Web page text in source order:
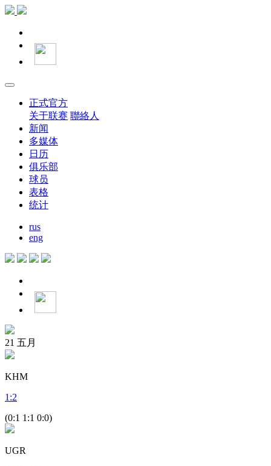
正式官方
关于联赛 聯絡人
新闻
多媒体
日历
俱乐部
球员
表格
统计
rus
eng
21 五月
KHM
1 :2
(0:1 1:1 0:0)
UGR